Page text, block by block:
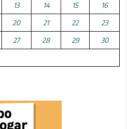
13 14 15 16
20 21 22 23
27 28 29 30